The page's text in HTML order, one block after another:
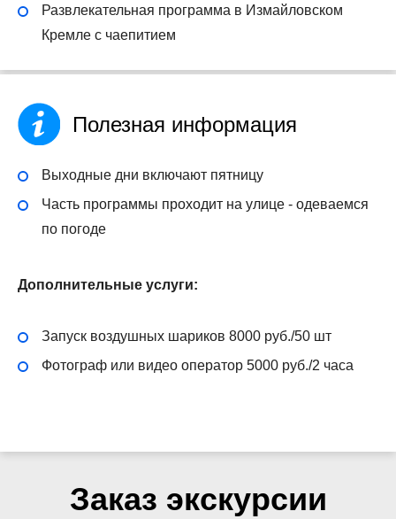
Развлекательная программа в Измайловском
Кремле с чаепитием
Полезная информация
Выходные дни включают пятницу
Часть программы проходит на улице - одеваемся
по погоде
Дополнительные услуги:
Запуск воздушных шариков 8000 руб./50 шт
Фотограф или видео оператор 5000 руб./2 часа
Заказ экскурсии